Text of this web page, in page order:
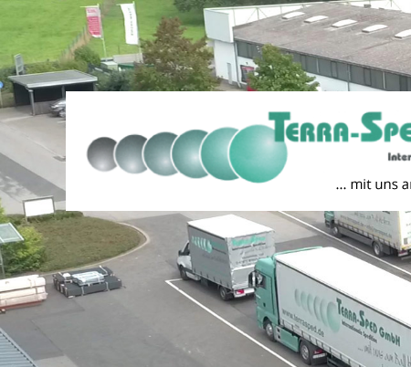
Unser Ziel ist es, Ihnen das bestmögliche Nutzungserlebnis
gespeichert. Durch die Nutzung dieser Webseite stimmen
unsererDatenschutzerklärung